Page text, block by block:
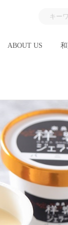
ABOUT US